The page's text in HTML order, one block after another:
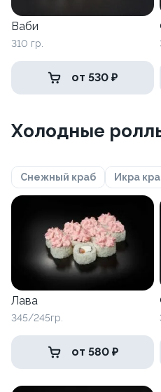
Ваби
310 гр.
от 530 ₽
Холодные
Снежный краб Икра
Лава
345/245гр.
от 580 ₽